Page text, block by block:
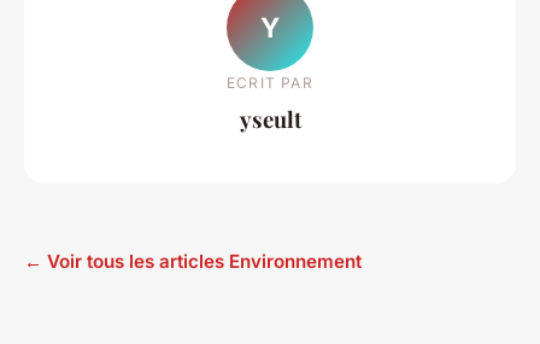
Y
ECRIT PAR
yseult
← Voir tous les articles Environnement